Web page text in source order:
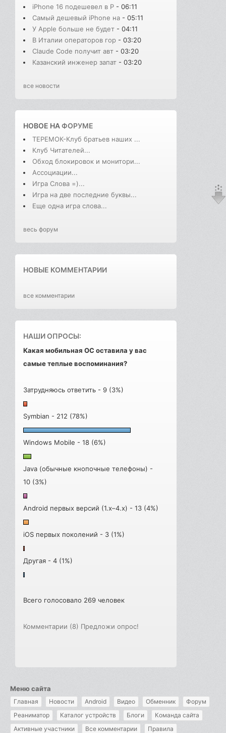
iPhone 16 подешевел в Р - 06:11
Самый дешевый iPhone на - 05:11
У Apple больше не будет - 04:11
В Италии операторов гор - 03:20
Claude Code получит авт - 03:20
Казанский инженер запат - 03:20
все новости
НОВОЕ НАФОРУМЕ
ТЕРЕМОК-Клуб братьев наших ...
Клуб Читателей...
Обход блокировок и монитори...
Ассоциации...
Игра Слова =)...
Игра на две последние буквы...
Еще одна игра слова...
весь форум
НОВЫЕ КОММЕНТАРИИ
все комментарии
НАШИ ОПРОСЫ:
Какая мобильная ОС оставила у вас
самые теплые воспоминания?
Затрудняюсь ответить - 9 (3%)
Symbian - 212 (78%)
Windows Mobile - 18 (6%)
Java (обычные кнопочные телефоны) -
10 (3%)
Android первых версий (1.x–4.x) - 13 (4%)
iOS первых поколений - 3 (1%)
Другая - 4 (1%)
Всего голосовало 269 человек
Комментарии (8) Предложи опрос!
Меню сайта
Главная Новости Android Видео Обменник
Форум
Реаниматор
Каталог устройств Блоги
Команда сайта
Активные участники
Все комментарии Правила